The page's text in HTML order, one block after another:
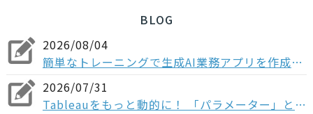
BLOG
2026/08/04
簡単なトレーニングで生成AI業務アプリを作成！Dify入門研修の概要
2026/07/31
Tableauをもっと動的に！ 「パラメーター」とは？フィルターとの違いや3つの実践ステップを解説